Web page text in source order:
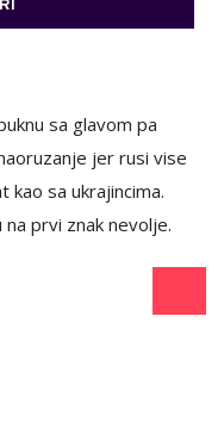
sa glavom pa
jer rusi vise
kao sa ukrajincima.
prvi znak nevolje.